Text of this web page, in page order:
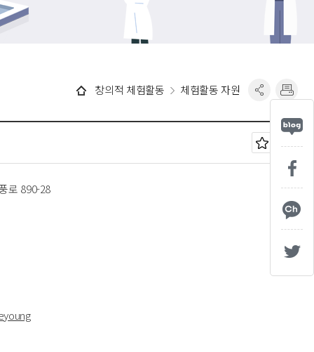
창의적 체험활동 체험활동 자원
로 890-28